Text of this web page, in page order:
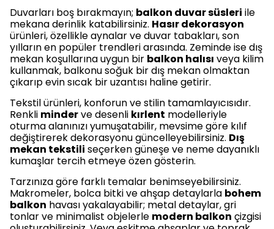
Duvarları boş bırakmayın; balkon duvar süsleri ile
mekana derinlik katabilirsiniz. Hasır dekorasyon
ürünleri, özellikle aynalar ve duvar tabakları, son
yılların en popüler trendleri arasında. Zeminde ise dış
mekan koşullarına uygun bir balkon halısı veya kilim
kullanmak, balkonu soğuk bir dış mekan olmaktan
çıkarıp evin sıcak bir uzantısı haline getirir.
Tekstil ürünleri, konforun ve stilin tamamlayıcısıdır.
Renkli minderve desenli kırlent modelleriyle
oturma alanınızı yumuşatabilir, mevsime göre kılıf
değiştirerek dekorasyonu güncelleyebilirsiniz. Dış
mekan tekstili seçerken güneşe ve neme dayanıklı
kumaşlar tercih etmeye özen gösterin.
Tarzınıza göre farklı temalar benimseyebilirsiniz.
Makromeler, bolca bitki ve ahşap detaylarla bohem
balkon havası yakalayabilir; metal detaylar, gri
tonlar ve minimalist objelerle modern balkon çizgisi